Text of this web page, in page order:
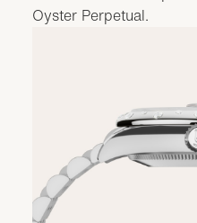
Oyster Perpetual.